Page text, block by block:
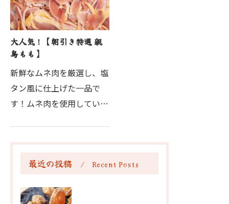
です♪ボリュームもあり
満…
大人気！【朝引き特選 親
鳥もも】
新鮮なムネ肉を厳選し、塩
タン風に仕上げた一品で
す！ムネ肉を使用している
焼き上げればしっとりとし
塩…
最近の投稿 Recent Posts